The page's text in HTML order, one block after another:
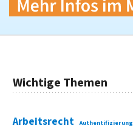
Wichtige Themen
Arbeitsrecht Authentifizierung